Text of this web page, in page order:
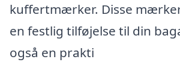
kuffertmærker. Disse
en festlig tilføjelse til din
også en prakti